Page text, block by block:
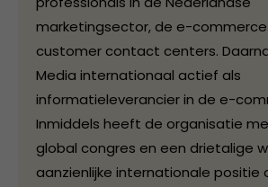
marketingsector, de e-
customer contact centers.
Media internationaal actief als
informatieleverancier in de e-
Inmiddels heeft de organisatie
global congres en een drietalige
aanzienlijke internationale positie